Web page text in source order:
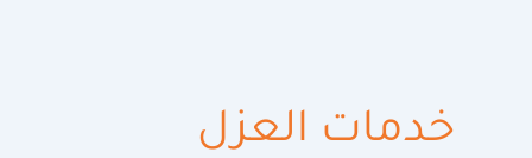
خدمات العزل